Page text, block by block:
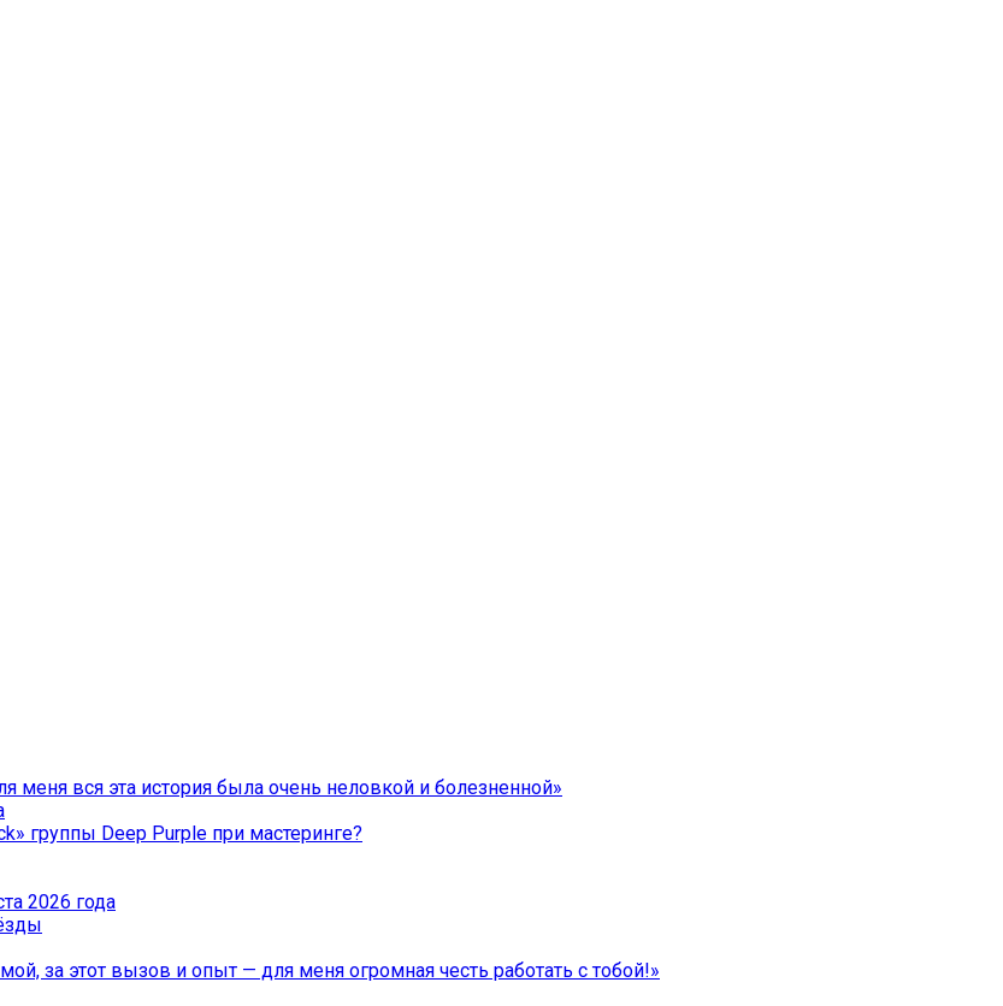
вся эта история была очень неловкой и болезненной»
группы Deep Purple при мастеринге?
2026 года
за этот вызов и опыт — для меня огромная честь работать с тобой!»